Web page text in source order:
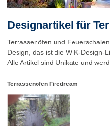
Designartikel für
Terrassenöfen und
Design, das ist die WIK-Design-
Alle Artikel sind Unikate und
Terrassenofen Firedream